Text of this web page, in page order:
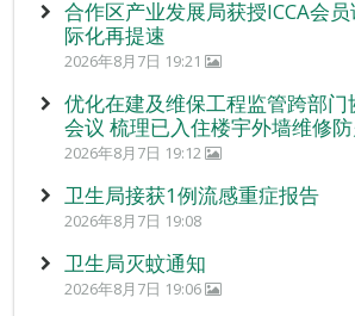
合作区产业发展局获授ICCA会
际化再提速
2026年8月7日 19:21
优化在建及维保工程监管跨部门
会议 梳理已入住楼宇外墙维修
2026年8月7日 19:12
卫生局接获1例流感重症报告
2026年8月7日 19:08
卫生局灭蚊通知
2026年8月7日 19:06